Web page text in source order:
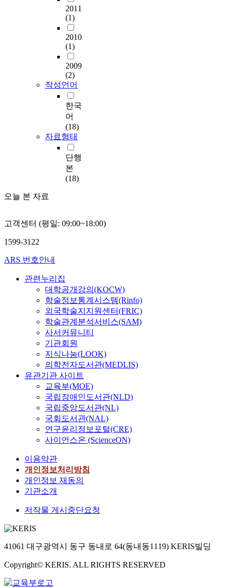
2011
(1)
2010
(1)
2009
(2)
작성언어
한국
어
(18)
자료형태
단행
본
(18)
오늘 본 자료
고객센터 (평일: 09:00~18:00)
1599-3122
ARS 번호안내
관련누리집
대학공개강의(KOCW)
학술정보통계시스템(Rinfo)
외국학술지지원센터(FRIC)
학술관계분석서비스(SAM)
사서커뮤니티
기관회원
지식나눔(LOOK)
의학전자도서관(MEDLIS)
유관기관 사이트
교육부(MOE)
국립장애인도서관(NLD)
국립중앙도서관(NL)
국회도서관(NAL)
연구윤리정보포털(CRE)
사이언스온 (ScienceON)
이용약관
개인정보처리방침
개인정보 재동의
기관소개
저작물 게시중단요청
41061 대구광역시 동구 동내로 64(동내동1119) KERIS빌딩
Copyright© KERIS. ALL RIGHTS RESERVED